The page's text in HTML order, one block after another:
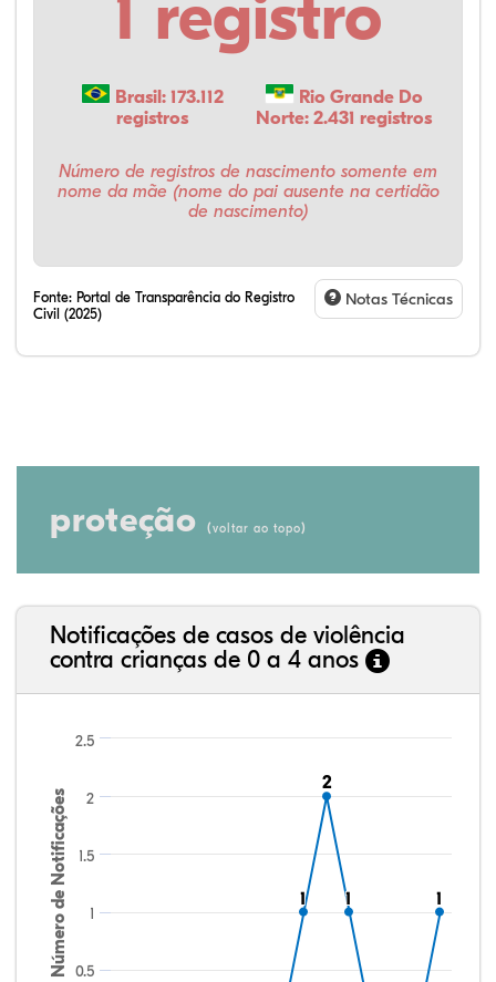
1 registro
Brasil: 173.112
registros
Rio Grande Do
Norte: 2.431 registros
Número de registros de nascimento somente em
nome da mãe (nome do pai ausente na certidão
de nascimento)
Fonte: Portal de Transparência do Registro
Civil (2025)
Notas Técnicas
proteção (voltar ao topo)
Notificações de casos de violência
contra crianças de 0 a 4 anos
Número de Notificações 1
1
2
2
11 11
0.5
1
1.5
2
2.5